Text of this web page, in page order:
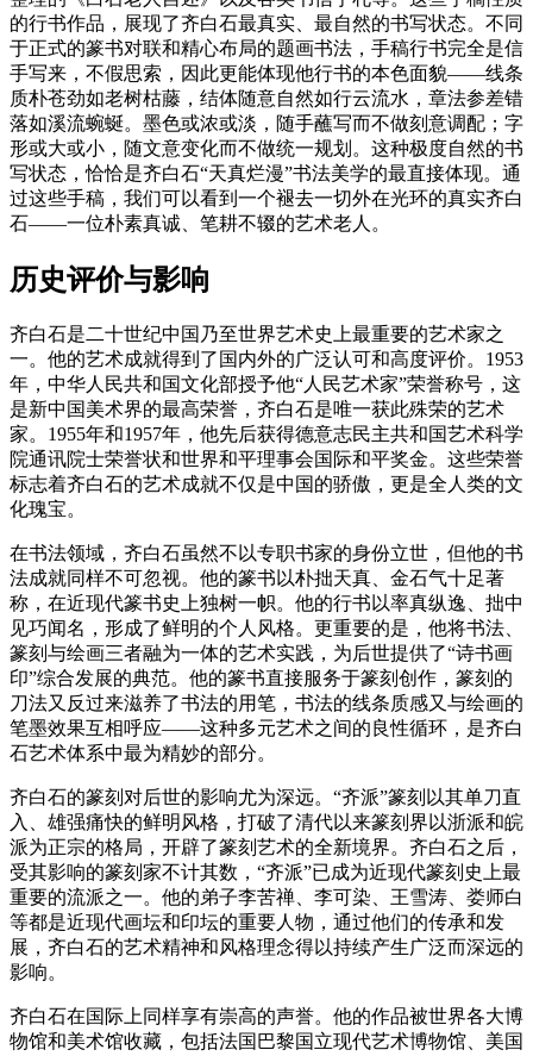
的行书作品，展现了齐白石最真实、最自然的书写状态。不同
于正式的篆书对联和精心布局的题画书法，手稿行书完全是信
手写来，不假思索，因此更能体现他行书的本色面貌——线条
质朴苍劲如老树枯藤，结体随意自然如行云流水，章法参差错
落如溪流蜿蜒。墨色或浓或淡，随手蘸写而不做刻意调配；字
形或大或小，随文意变化而不做统一规划。这种极度自然的书
写状态，恰恰是齐白石“天真烂漫”书法美学的最直接体现。通
过这些手稿，我们可以看到一个褪去一切外在光环的真实齐白
石——一位朴素真诚、笔耕不辍的艺术老人。
历史评价与影响
齐白石是二十世纪中国乃至世界艺术史上最重要的艺术家之
一。他的艺术成就得到了国内外的广泛认可和高度评价。1953
年，中华人民共和国文化部授予他“人民艺术家”荣誉称号，这
是新中国美术界的最高荣誉，齐白石是唯一获此殊荣的艺术
家。1955年和1957年，他先后获得德意志民主共和国艺术科学
院通讯院士荣誉状和世界和平理事会国际和平奖金。这些荣誉
标志着齐白石的艺术成就不仅是中国的骄傲，更是全人类的文
化瑰宝。
在书法领域，齐白石虽然不以专职书家的身份立世，但他的书
法成就同样不可忽视。他的篆书以朴拙天真、金石气十足著
称，在近现代篆书史上独树一帜。他的行书以率真纵逸、拙中
见巧闻名，形成了鲜明的个人风格。更重要的是，他将书法、
篆刻与绘画三者融为一体的艺术实践，为后世提供了“诗书画
印”综合发展的典范。他的篆书直接服务于篆刻创作，篆刻的
刀法又反过来滋养了书法的用笔，书法的线条质感又与绘画的
笔墨效果互相呼应——这种多元艺术之间的良性循环，是齐白
石艺术体系中最为精妙的部分。
齐白石的篆刻对后世的影响尤为深远。“齐派”篆刻以其单刀直
入、雄强痛快的鲜明风格，打破了清代以来篆刻界以浙派和皖
派为正宗的格局，开辟了篆刻艺术的全新境界。齐白石之后，
受其影响的篆刻家不计其数，“齐派”已成为近现代篆刻史上最
重要的流派之一。他的弟子李苦禅、李可染、王雪涛、娄师白
等都是近现代画坛和印坛的重要人物，通过他们的传承和发
展，齐白石的艺术精神和风格理念得以持续产生广泛而深远的
影响。
齐白石在国际上同样享有崇高的声誉。他的作品被世界各大博
物馆和美术馆收藏，包括法国巴黎国立现代艺术博物馆、美国